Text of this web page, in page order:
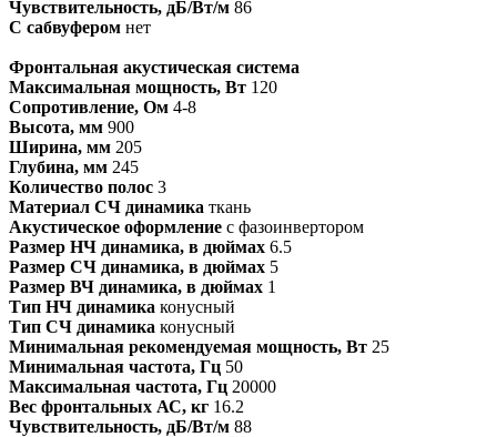
Чувствительность, дБ/Вт/м 86
С сабвуфером нет
Фронтальная акустическая система
Максимальная мощность, Вт 120
Сопротивление, Ом 4-8
Высота, мм 900
Ширина, мм 205
Глубина, мм 245
Количество полос 3
Материал СЧ динамика ткань
Акустическое оформление с фазоинвертором
Размер НЧ динамика, в дюймах 6.5
Размер СЧ динамика, в дюймах 5
Размер ВЧ динамика, в дюймах 1
Тип НЧ динамика конусный
Тип СЧ динамика конусный
Минимальная рекомендуемая мощность, Вт 25
Минимальная частота, Гц 50
Максимальная частота, Гц 20000
Вес фронтальных АС, кг 16.2
Чувствительность, дБ/Вт/м 88